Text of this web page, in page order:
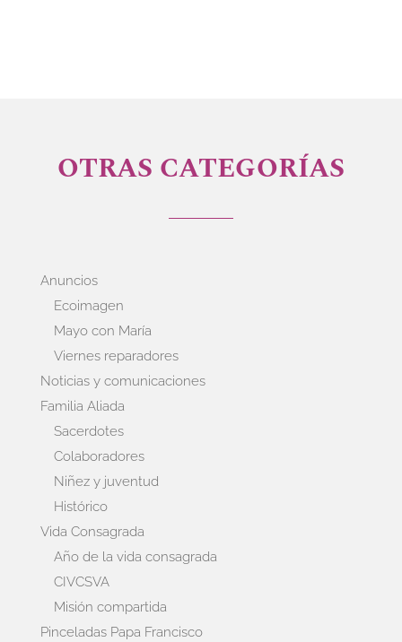
OTRAS CATEGORÍAS
Anuncios
Ecoimagen
Mayo con María
Viernes reparadores
Noticias y comunicaciones
Familia Aliada
Sacerdotes
Colaboradores
Niñez y juventud
Histórico
Vida Consagrada
Año de la vida consagrada
CIVCSVA
Misión compartida
Pinceladas Papa Francisco